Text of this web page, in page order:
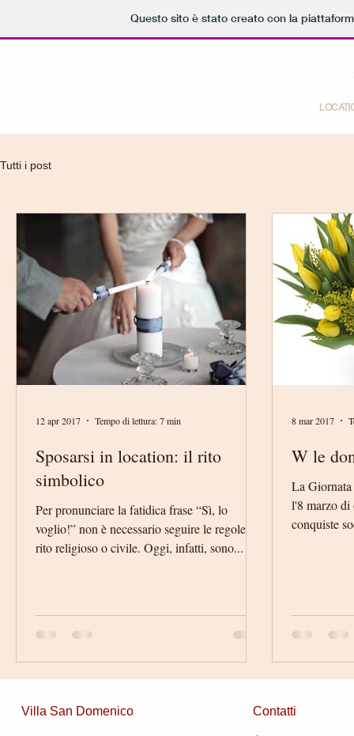
Questo sito è stato creato con la
Tutti i post
Sposarsi in location: il rito
simbolico
Per pronunciare la fatidica frase “Sì, lo
voglio!” non è necessario seguire le regole del
rito religioso o civile. Oggi, infatti, sono...
12 apr 2017 Tempo di lettura: 7 min
W le
La
l'8 marzo di
conquiste
8 mar 2017
Villa San Domenico Contatti